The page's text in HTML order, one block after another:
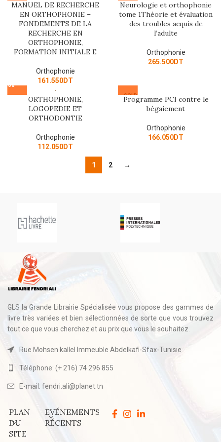
MANUEL DE RECHERCHE
EN ORTHOPHONIE –
FONDEMENTS DE LA
RECHERCHE EN
ORTHOPHONIE,
FORMATION INITIALE E
Orthophonie
161.550DT
Neurologie et orthophonie
tome 1Théorie et évaluation
des troubles acquis de
l’adulte
Orthophonie
265.500DT
ORTHOPHONIE,
LOGOPEDIE ET
ORTHODONTIE
Orthophonie
112.050DT
SOLD
OUT
Programme PCI contre le
bégaiement
Orthophonie
166.050DT
1 2 →
GLS la Grande Librairie Spécialisée vous propose des gammes de
livre très variées et bien sélectionnées de sorte que vous trouvez
tout ce que vous cherchez et au prix que vous le souhaitez.
Rue Mohsen kallel Immeuble Abdelkafi-Sfax-Tunisie
Téléphone: (+ 216) 74 296 855
E-mail: fendri.ali@planet.tn
PLAN
DU
SITE
EVÉNEMENTS
RÉCENTS